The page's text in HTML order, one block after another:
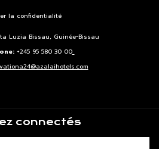
la confidentialité
Luzia Bissau, Guinée-Bissau
+245 95 580 30 00
connectés